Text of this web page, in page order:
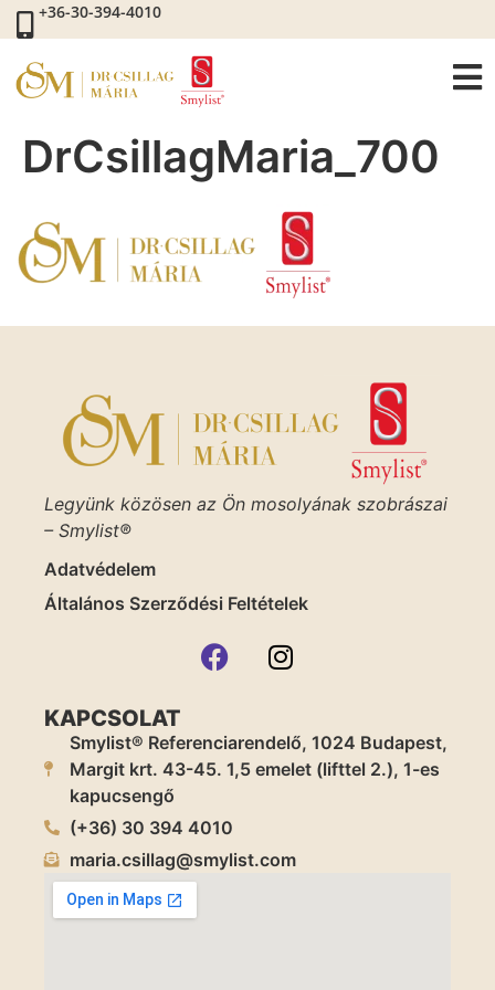
+36-30-394-4010
DrCsillagMaria_700
Legyünk közösen az Ön mosolyának szobrászai
– Smylist®
Adatvédelem
Általános Szerződési Feltételek
KAPCSOLAT
Smylist® Referenciarendelő, 1024 Budapest,
Margit krt. 43-45. 1,5 emelet (lifttel 2.), 1-es
kapucsengő
(+36) 30 394 4010
maria.csillag@smylist.com